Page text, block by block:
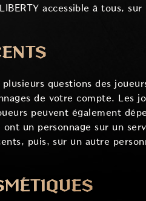
accessible à tous,
plusieurs questions des
de votre compte. Les
peuvent également
ont un personnage sur un
puis, sur un autre